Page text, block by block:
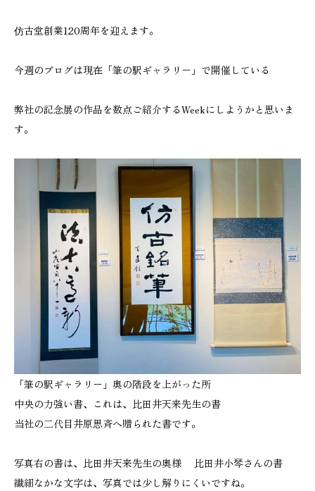
仿古堂創業120周年を迎えます。
今週のブログは現在「筆の駅ギャラリー」で開催している
弊社の記念展の作品を数点ご紹介するWeekにしようかと思いま
す。
「筆の駅ギャラリー」奥の階段を上がった所
中央の力強い書、これは、比田井天来先生の書
当社の二代目井原思斉へ贈られた書です。
写真右の書は、比田井天来先生の奥様 比田井小琴さんの書
繊細なかな文字は、写真では少し解りにくいですね。